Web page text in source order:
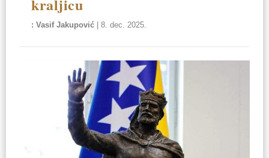
kraljicu
Vasif Jakupović |8. dec. 2025.